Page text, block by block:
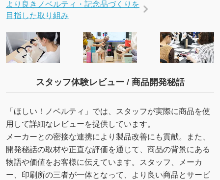
より良きノベルティ・記念品づくりを
目指した取り組み
スタッフ体験レビュー / 商品開発秘話
「ほしい！ノベルティ」では、スタッフが実際に商品を使
用して詳細なレビューを提供しています。
メーカーとの密接な連携により製品改善にも貢献。また、
開発秘話の取材や正直な評価を通じて、商品の背景にある
物語や価値をお客様に伝えています。スタッフ、メーカ
ー、印刷所の三者が一体となって、より良い商品とサービ